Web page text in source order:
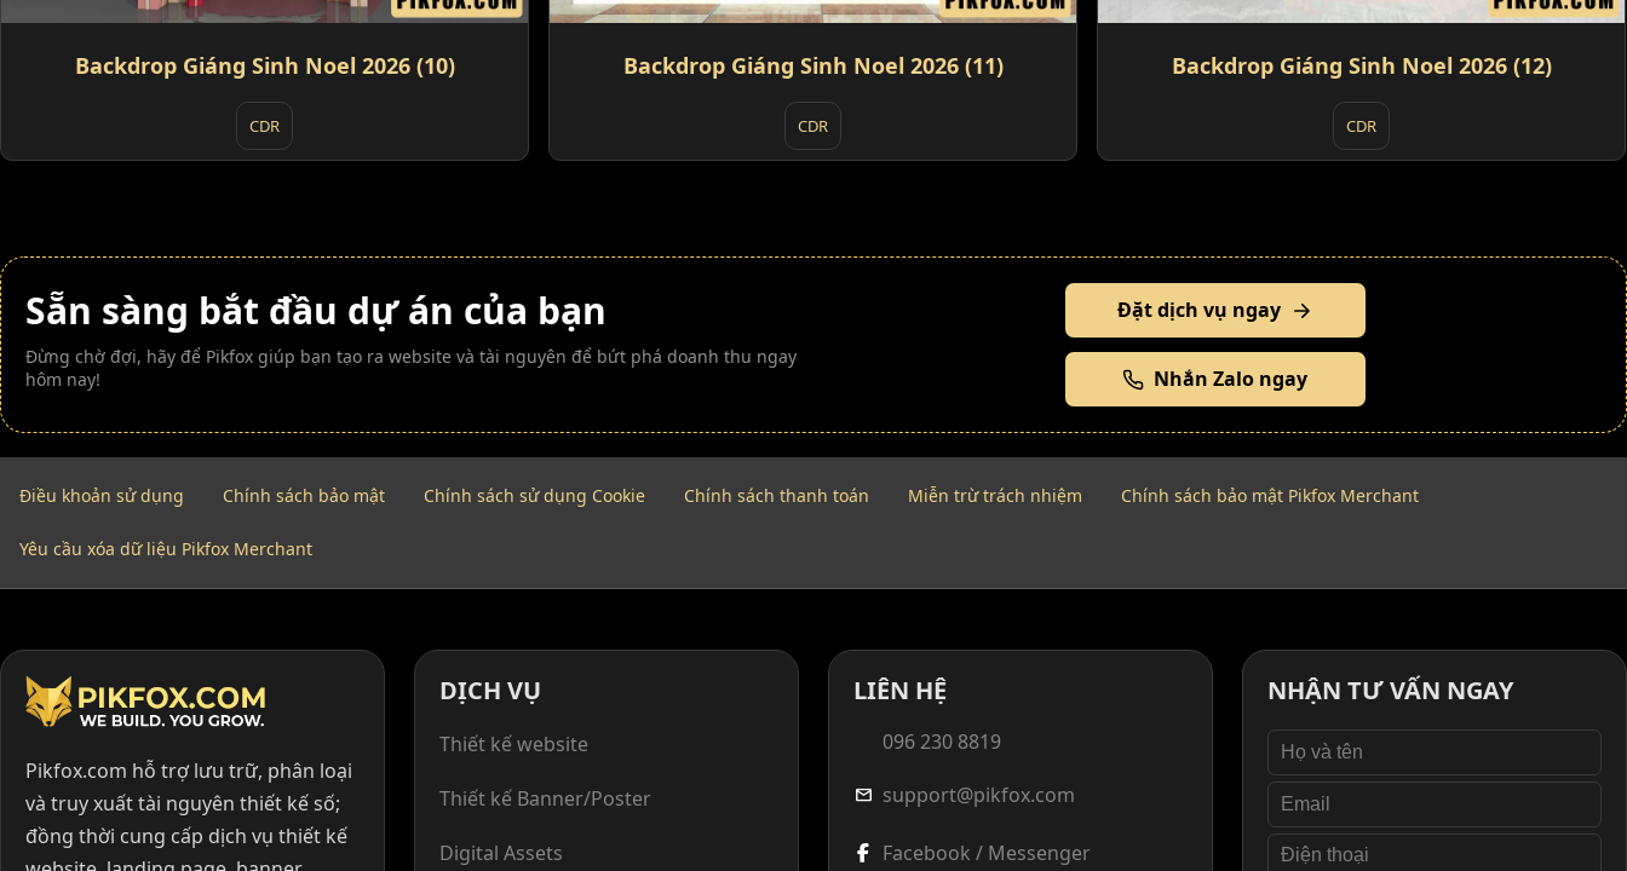
Backdrop Giáng Sinh Noel 2026 (10)
CDR
Backdrop Giáng Sinh Noel 2026 (11)
CDR
Backdrop Giáng Sinh Noel 2026 (12)
CDR
Sẵn sàng bắt đầu dự án của bạn
Đừng chờ đợi, hãy để Pikfox giúp bạn tạo ra website và tài nguyên để bứt phá doanh thu ngay
hôm nay!
Đặt dịch vụ ngay
Nhắn Zalo ngay
Điều khoản sử dụng Chính sách bảo mật Chính sách sử dụng Cookie Chính sách thanh toán Miễn trừ trách nhiệm Chính sách bảo mật Pikfox Merchant
Yêu cầu xóa dữ liệu Pikfox Merchant
Pikfox.com hỗ trợ lưu trữ, phân loại
và truy xuất tài nguyên thiết kế số;
đồng thời cung cấp dịch vụ thiết kế
DỊCH VỤ
Thiết kế website
Thiết kế Banner/Poster
Digital Assets
LIÊN HỆ
096 230 8819
mail support@pikfox.com
Facebook / Messenger
NHẬN TƯ VẤN NGAY